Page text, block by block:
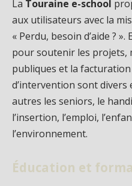
La Touraine e-school
aux utilisateurs avec la
« Perdu, besoin d’aide ?
pour soutenir les projets,
publiques et la
d’intervention sont
autres les seniors, le
l’insertion, l’emploi,
l’environnement.
Éducation et